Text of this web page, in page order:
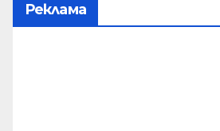
Реклама